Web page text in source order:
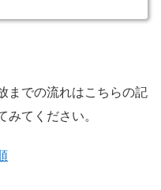
までの流れはこちらの記
てください。